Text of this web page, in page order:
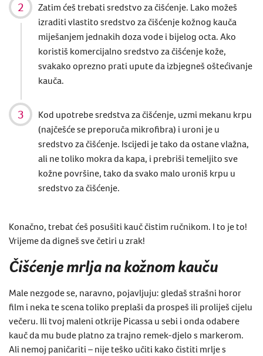
Zatim ćeš trebati sredstvo za čišćenje. Lako možeš
izraditi vlastito sredstvo za čišćenje kožnog kauča
miješanjem jednakih doza vode i bijelog octa. Ako
koristiš komercijalno sredstvo za čišćenje kože,
svakako oprezno prati upute da izbjegneš oštećivanje
kauča.
Kod upotrebe sredstva za čišćenje, uzmi mekanu krpu
(najčešće se preporuča mikrofibra) i uroni je u
sredstvo za čišćenje. Iscijedi je tako da ostane vlažna,
ali ne toliko mokra da kapa, i prebriši temeljito sve
kožne površine, tako da svako malo uroniš krpu u
sredstvo za čišćenje.
Konačno, trebat ćeš posušiti kauč čistim ručnikom. I to je to!
Vrijeme da digneš sve četiri u zrak!
Čišćenje mrlja na kožnom kauču
Male nezgode se, naravno, pojavljuju: gledaš strašni horor
film i neka te scena toliko preplaši da prospeš ili proliješ cijelu
večeru. Ili tvoj maleni otkrije Picassa u sebi i onda odabere
kauč da mu bude platno za trajno remek-djelo s markerom.
Ali nemoj paničariti – nije teško učiti kako čistiti mrlje s